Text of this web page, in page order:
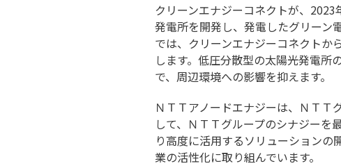
クリーンエナジーコネクトが、
発電所を開発し、発電したグリーン
では、クリーンエナジーコネクトか
します。低圧分散型の太陽光発電所
で、周辺環境への影響を抑えます。
ＮＴＴアノードエナジーは、ＮＴＴ
して、ＮＴＴグループのシナジーを
り高度に活用するソリューション
業の活性化に取り組んでいます。